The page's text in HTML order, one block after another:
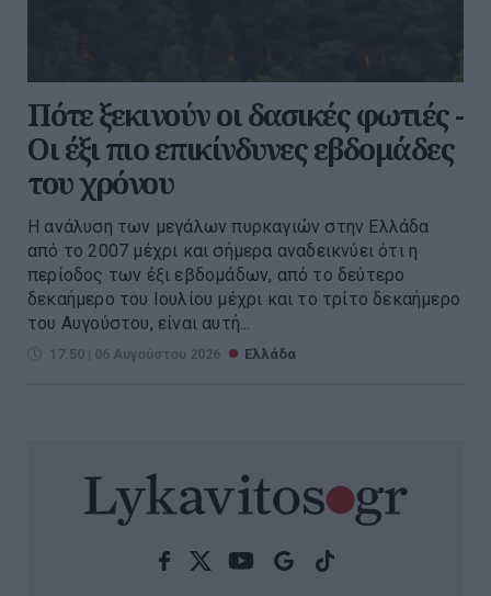
Πότε ξεκινούν οι δασικές φωτιές -
Oι έξι πιο επικίνδυνες εβδομάδες
του χρόνου
Η ανάλυση των μεγάλων πυρκαγιών στην Ελλάδα
από το 2007 μέχρι και σήμερα αναδεικνύει ότι η
περίοδος των έξι εβδομάδων, από το δεύτερο
δεκαήμερο του Ιουλίου μέχρι και το τρίτο δεκαήμερο
του Αυγούστου, είναι αυτή...
17:50 | 06 Αυγούστου 2026 Ελλάδα